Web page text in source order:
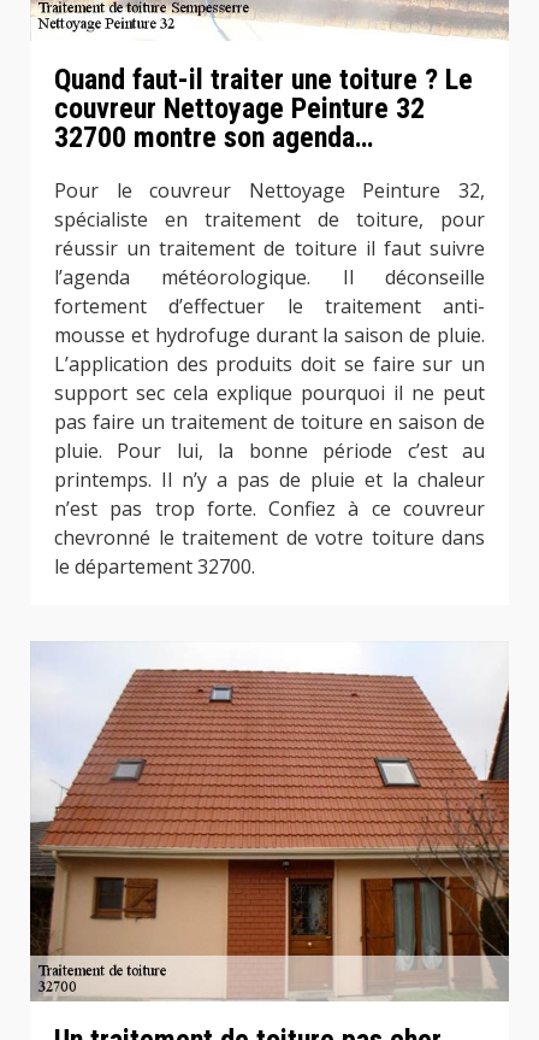
Quand faut-il traiter une toiture ? Le
couvreur Nettoyage Peinture 32
32700 montre son agenda…
Pour le couvreur Nettoyage Peinture 32,
spécialiste en traitement de toiture, pour
réussir un traitement de toiture il faut suivre
l’agenda météorologique. Il déconseille
fortement d’effectuer le traitement anti-
mousse et hydrofuge durant la saison de pluie.
L’application des produits doit se faire sur un
support sec cela explique pourquoi il ne peut
pas faire un traitement de toiture en saison de
pluie. Pour lui, la bonne période c’est au
printemps. Il n’y a pas de pluie et la chaleur
n’est pas trop forte. Confiez à ce couvreur
chevronné le traitement de votre toiture dans
le département 32700.